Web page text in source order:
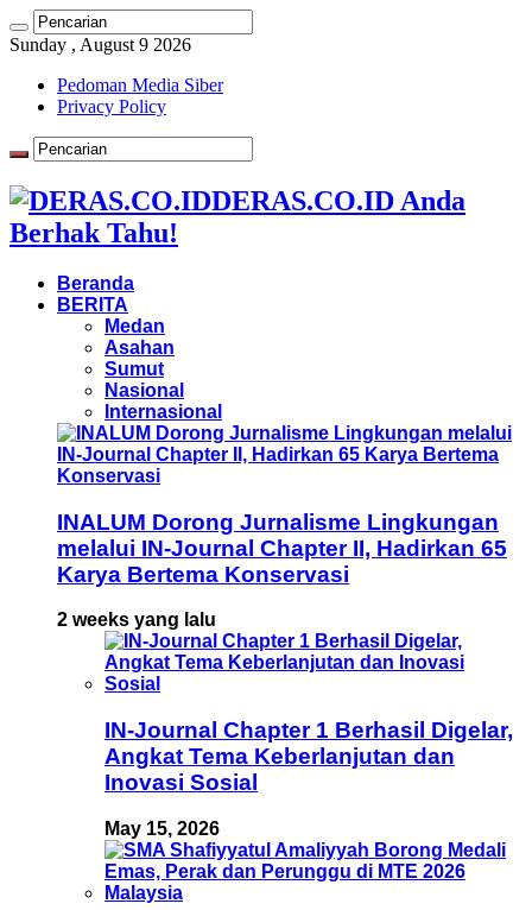
Sunday , August 9 2026
Pedoman Media Siber
Privacy Policy
DERAS.CO.ID Anda
Berhak Tahu!
Beranda
BERITA
Medan
Asahan
Sumut
Nasional
Internasional
INALUM Dorong Jurnalisme Lingkungan
melalui IN-Journal Chapter II, Hadirkan 65
Karya Bertema Konservasi
2 weeks yang lalu
IN-Journal Chapter 1 Berhasil Digelar,
Angkat Tema Keberlanjutan dan
Inovasi Sosial
May 15, 2026